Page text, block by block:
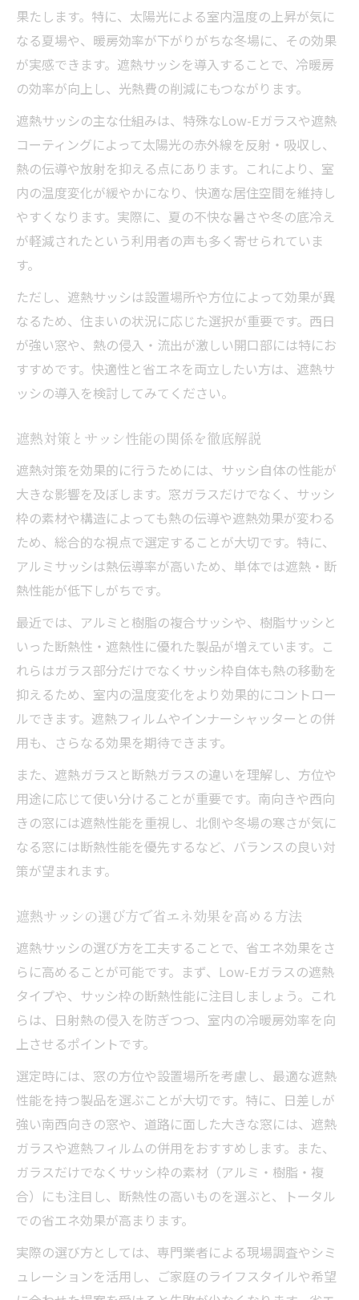
遮熱で叶う夏冬省エネな住まいの秘訣
遮熱サッシで夏冬の省エネ効果を最大化
遮熱対策が光熱費削減に与える影響
遮熱サッシの効果的な住まい活用術
遮熱ガラスと断熱ガラスの省エネ比較
快適と省エネの両立は遮熱がポイント
Low-Eガラス選択時の遮熱性能の比較術
Low-Eガラス遮熱性能の違いを徹底比較
遮熱タイプと断熱タイプの見分け方
アルミサッシで遮熱を高めるコツと注意点
アルミサッシ遮熱強化の具体的な方法
遮熱シートやフィルムの効果と注意点
遮熱サッシ選びで失敗しないための注意点
アルミサッシの遮熱性を上げるポイント
遮熱サッシの効果を実際事例から検証する
遮熱サッシ導入事例で分かる効果と課題
遮熱ガラス使用後の実際の光熱費変化
遮熱ガラスのデメリット体験談も交えて解
果たします。特に、太陽光による室内温度の上昇が気に
なる夏場や、暖房効率が下がりがちな冬場に、その効果
が実感できます。遮熱サッシを導入することで、冷暖房
の効率が向上し、光熱費の削減にもつながります。
遮熱サッシの主な仕組みは、特殊なLow-Eガラスや遮熱
コーティングによって太陽光の赤外線を反射・吸収し、
熱の伝導や放射を抑える点にあります。これにより、室
内の温度変化が緩やかになり、快適な居住空間を維持し
やすくなります。実際に、夏の不快な暑さや冬の底冷え
が軽減されたという利用者の声も多く寄せられていま
す。
ただし、遮熱サッシは設置場所や方位によって効果が異
なるため、住まいの状況に応じた選択が重要です。西日
が強い窓や、熱の侵入・流出が激しい開口部には特にお
すすめです。快適性と省エネを両立したい方は、遮熱サ
ッシの導入を検討してみてください。
遮熱対策とサッシ性能の関係を徹底解説
遮熱対策を効果的に行うためには、サッシ自体の性能が
大きな影響を及ぼします。窓ガラスだけでなく、サッシ
枠の素材や構造によっても熱の伝導や遮熱効果が変わる
ため、総合的な視点で選定することが大切です。特に、
アルミサッシは熱伝導率が高いため、単体では遮熱・断
熱性能が低下しがちです。
最近では、アルミと樹脂の複合サッシや、樹脂サッシと
いった断熱性・遮熱性に優れた製品が増えています。こ
れらはガラス部分だけでなくサッシ枠自体も熱の移動を
抑えるため、室内の温度変化をより効果的にコントロー
ルできます。遮熱フィルムやインナーシャッターとの併
用も、さらなる効果を期待できます。
また、遮熱ガラスと断熱ガラスの違いを理解し、方位や
用途に応じて使い分けることが重要です。南向きや西向
きの窓には遮熱性能を重視し、北側や冬場の寒さが気に
なる窓には断熱性能を優先するなど、バランスの良い対
策が望まれます。
遮熱サッシの選び方で省エネ効果を高める方法
遮熱サッシの選び方を工夫することで、省エネ効果をさ
らに高めることが可能です。まず、Low-Eガラスの遮熱
タイプや、サッシ枠の断熱性能に注目しましょう。これ
らは、日射熱の侵入を防ぎつつ、室内の冷暖房効率を向
上させるポイントです。
選定時には、窓の方位や設置場所を考慮し、最適な遮熱
性能を持つ製品を選ぶことが大切です。特に、日差しが
強い南西向きの窓や、道路に面した大きな窓には、遮熱
ガラスや遮熱フィルムの併用をおすすめします。また、
ガラスだけでなくサッシ枠の素材（アルミ・樹脂・複
合）にも注目し、断熱性の高いものを選ぶと、トータル
での省エネ効果が高まります。
実際の選び方としては、専門業者による現場調査やシミ
ュレーションを活用し、ご家庭のライフスタイルや希望